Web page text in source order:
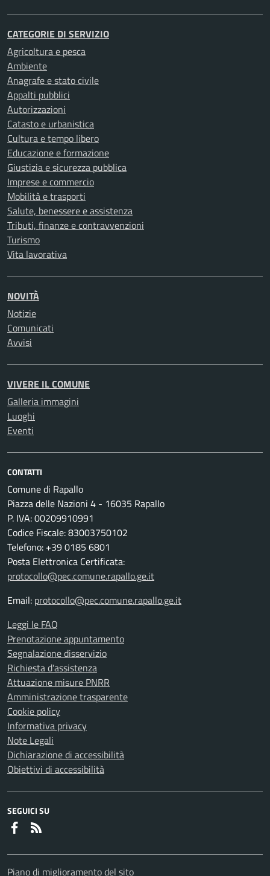
CATEGORIE DI SERVIZIO
Agricoltura e pesca
Ambiente
Anagrafe e stato civile
Appalti pubblici
Autorizzazioni
Catasto e urbanistica
Cultura e tempo libero
Educazione e formazione
Giustizia e sicurezza pubblica
Imprese e commercio
Mobilità e trasporti
Salute, benessere e assistenza
Tributi, finanze e contravvenzioni
Turismo
Vita lavorativa
NOVITÀ
Notizie
Comunicati
Avvisi
VIVERE IL COMUNE
Galleria immagini
Luoghi
Eventi
CONTATTI
Comune di Rapallo
Piazza delle Nazioni 4 - 16035 Rapallo
P. IVA: 00209910991
Codice Fiscale: 83003750102
Telefono: +39 0185 6801
Posta Elettronica Certificata:
protocollo@pec.comune.rapallo.ge.it
Email: protocollo@pec.comune.rapallo.ge.it
Leggi le FAQ
Prenotazione appuntamento
Segnalazione disservizio
Richiesta d'assistenza
Attuazione misure PNRR
Amministrazione trasparente
Cookie policy
Informativa privacy
Note Legali
Dichiarazione di accessibilità
Obiettivi di accessibilità
SEGUICI SU
Faceboook
Piano di miglioramento del sito